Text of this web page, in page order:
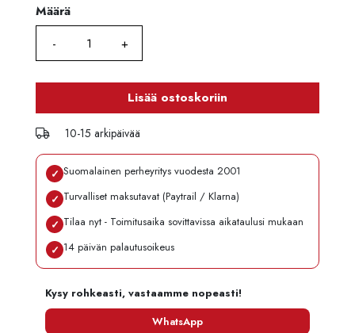
Määrä
Määrä
Lisää ostoskoriin
10-15 arkipäivää
✓ Suomalainen perheyritys vuodesta 2001
✓ Turvalliset maksutavat (Paytrail / Klarna)
✓ Tilaa nyt - Toimitusaika sovittavissa aikataulusi mukaan
✓ 14 päivän palautusoikeus
Kysy rohkeasti, vastaamme nopeasti!
WhatsApp